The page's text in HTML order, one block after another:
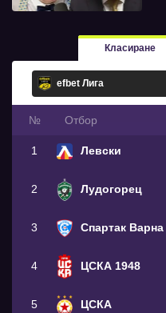
Класиране
№ Oтбор
1 Левски
2 Лудогорец
3 Спартак Варна
4 ЦСКА 1948
5 ЦСКА